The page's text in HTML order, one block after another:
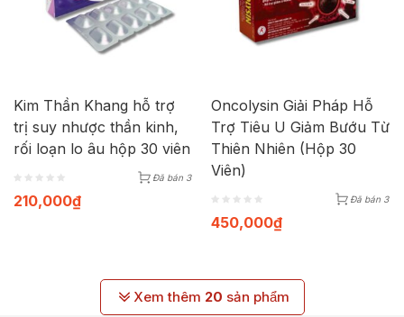
Kim Thần Khang hỗ trợ
trị suy nhược thần kinh,
rối loạn lo âu hộp 30 viên
Đã bán 3
210,000₫
Oncolysin Giải Pháp Hỗ
Trợ Tiêu U Giảm Bướu Từ
Thiên Nhiên (Hộp 30
Viên)
Đã bán 3
450,000₫
Xem thêm 20 sản phẩm